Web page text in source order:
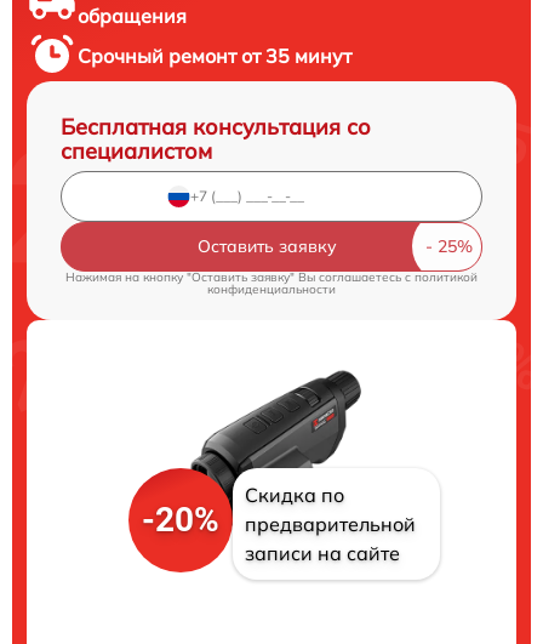
обращения
Срочный ремонт от 35 минут
Бесплатная консультация со
специалистом
Оставить заявку
Нажимая на кнопку "Оставить заявку" Вы соглашаетесь cполитикой
конфиденциальности
-20%
Скидка по
предварительной
записи на сайте